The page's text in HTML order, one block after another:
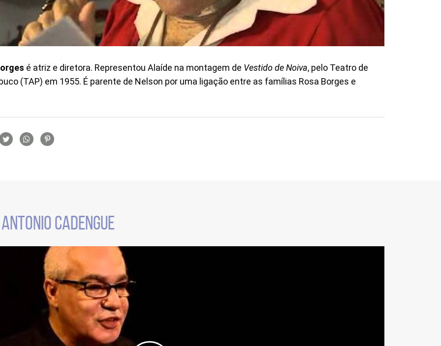
é atriz e diretora. Representou Alaíde na montagem de Vestido de Noiva, pelo Teatro de
(TAP) em 1955. É parente de Nelson por uma ligação entre as famílias Rosa Borges e
CADENGUE